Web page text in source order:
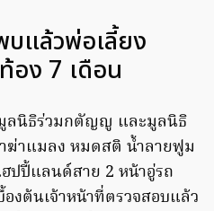
แล้วพ่อเลี้ยง
อง 7 เดือน
ลนิธิร่วมกตัญญู และมูลนิธิ
ฆ่าแมลง หมดสติ น้ำลายฟูม
ปปี้แลนด์สาย 2 หน้าอู่รถ
องต้นเจ้าหน้าที่ตรวจสอบแล้ว